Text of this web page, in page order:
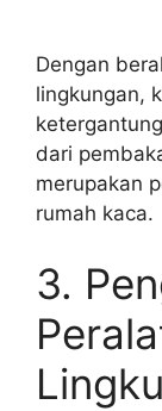
Dengan
lingkungan,
dari
merupakan
rumah kaca.
3.